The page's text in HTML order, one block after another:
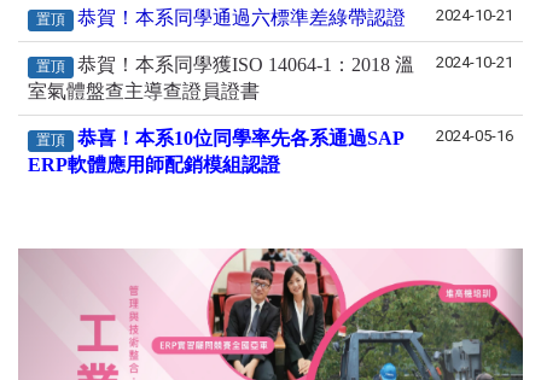
置頂 恭賀！本系同學通過六標準差綠帶認證 2024-10-21
置頂
恭賀！本系同學獲ISO 14064-1：2018 溫
室氣體盤查主導查證員證書
2024-10-21
置頂
恭喜！本系10位同學率先各系通過SAP
ERP軟體應用師配銷模組認證
2024-05-16